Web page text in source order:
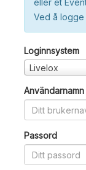
eller et
Ved å
Loginnsystem
Livelox
Användarnamn
Passord